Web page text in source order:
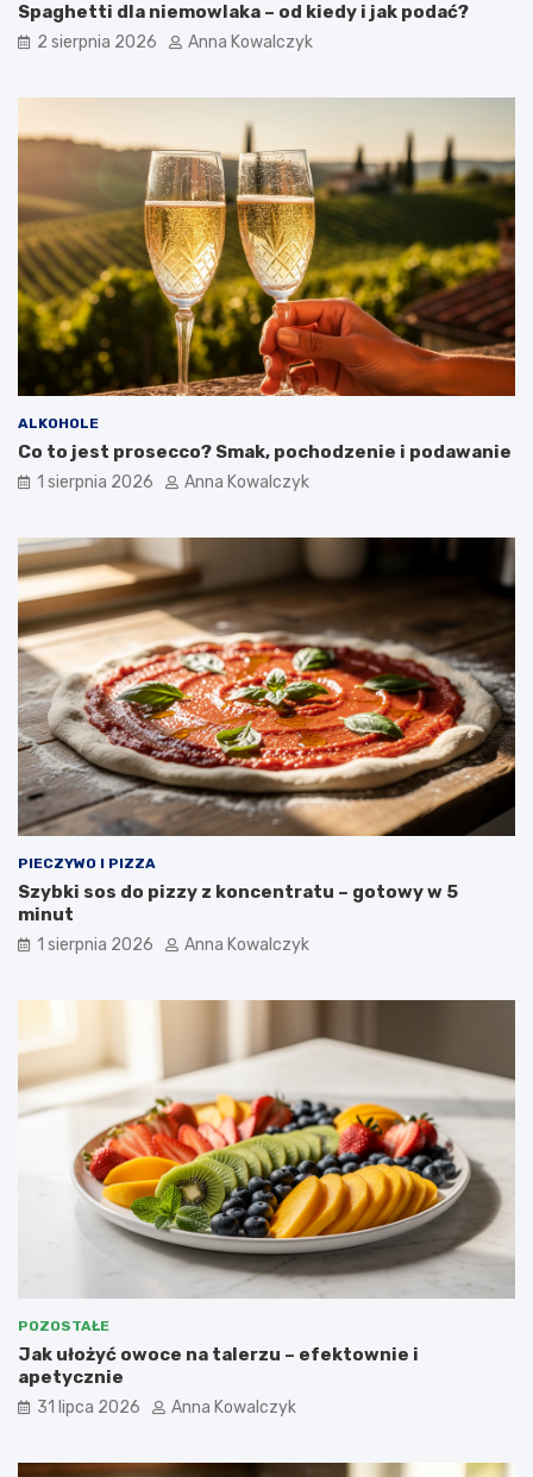
Spaghetti dla niemowlaka – od kiedy i jak podać?
2 sierpnia 2026 Anna Kowalczyk
ALKOHOLE
Co to jest prosecco? Smak, pochodzenie i podawanie
1 sierpnia 2026 Anna Kowalczyk
PIECZYWO I PIZZA
Szybki sos do pizzy z koncentratu – gotowy w 5
minut
1 sierpnia 2026 Anna Kowalczyk
POZOSTAŁE
Jak ułożyć owoce na talerzu – efektownie i
apetycznie
31 lipca 2026 Anna Kowalczyk